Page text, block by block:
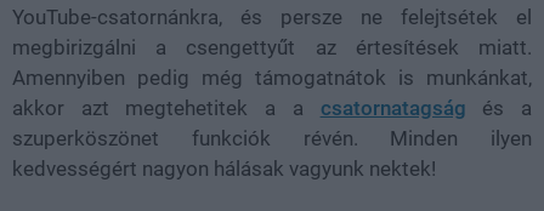
YouTube-csatornánkra, és persze ne felejtsétek el
megbirizgálni a csengettyűt az értesítések miatt.
Amennyiben pedig még támogatnátok is munkánkat,
akkor azt megtehetitek a a csatornatagság és a
szuperköszönet funkciók révén. Minden ilyen
kedvességért nagyon hálásak vagyunk nektek!